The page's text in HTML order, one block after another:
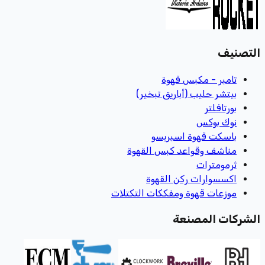
تامبر - مكبس قهوة
بيتشر حليب (أباريق تبخير)
بورتافلتر
نوك بوكس
باسكت قهوة اسبريسو
مناشف وقواعد كبس القهوة
ثرمومترات
اكسسوارات ركن القهوة
موزعات قهوة ومفككات التكتلات
المصنعة